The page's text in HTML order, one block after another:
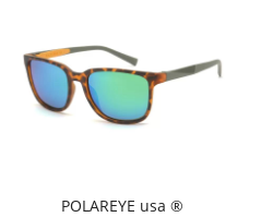
POLAREYE usa ®